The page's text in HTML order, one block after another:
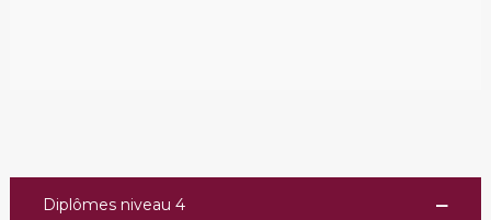
Diplômes niveau 4